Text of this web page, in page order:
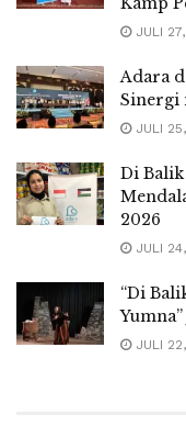
JULI
Adara
Sinergi
JULI
Di
2026
JULI
“Di
JULI